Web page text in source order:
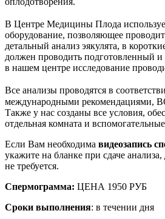
В Центре Медицины Плода
оборудование, позволяющее
детальный анализ эякулята, в
должен проводить подготовленный
в нашем центре исследование
Все анализы проводятся в
международными рекомендациями,
Также у нас созданы все условия,
отдельная комната и
Если Вам необходима видеозапись
укажите на бланке при сдаче
не требуется.
Спермограмма: ЦЕНА 1950 РУБ
Сроки выполнения: в течении дня